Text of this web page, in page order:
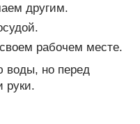
другим.
рабочем месте.
воды, но перед
руки.